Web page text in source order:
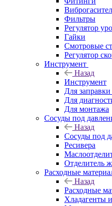
Фильтры
Регулятор
Гайки
Смотровые
Регулятор
Инструмент
Назад
Инструмент
Для заправки
Для
Для монтажа
Сосуды под
Назад
Сосуды под
Ресивера
Отделитель
Расходные
Назад
Расходные
Хладагенты